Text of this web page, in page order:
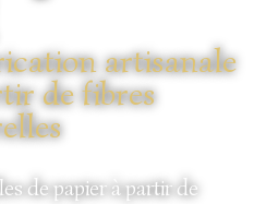
artisanale
de fibres
de papier à partir de